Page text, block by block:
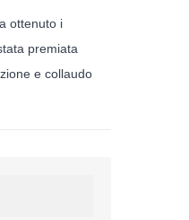
ottenuto i
premiata
e collaudo